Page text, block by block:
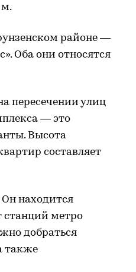
м.
районе —
Оба они относятся
пересечении улиц
— это
Высота
составляет
находится
станций метро
добраться
также